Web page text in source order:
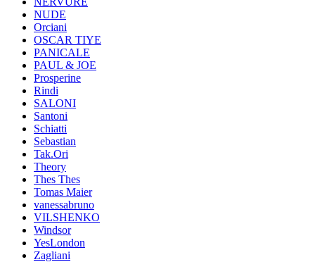
NUDE
Orciani
OSCAR TIYE
PANICALE
PAUL & JOE
Prosperine
Rindi
SALONI
Santoni
Schiatti
Sebastian
Tak.Ori
Theory
Thes Thes
Tomas Maier
vanessabruno
VILSHENKO
Windsor
YesLondon
Zagliani